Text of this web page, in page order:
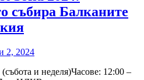
събира Балканите
2, 2024
и неделя)Часове: 12:00 –